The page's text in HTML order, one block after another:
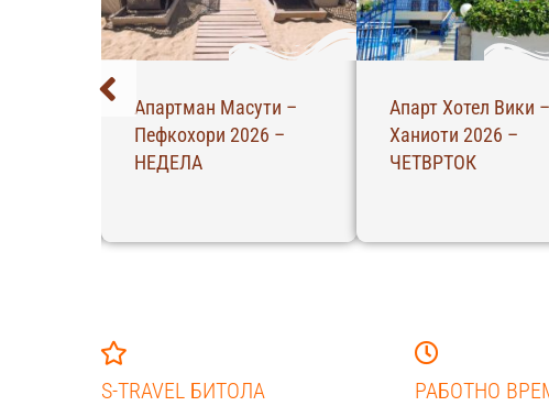
Апартман Масути –
Пефкохори 2026 –
НЕДЕЛА
Апарт Хотел Вики –
Ханиоти 2026 –
ЧЕТВРТОК
S-TRAVEL БИТОЛА РАБОТНО